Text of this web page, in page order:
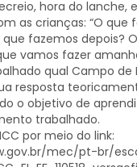
hora do lanche,
as crianças: “O que
fazemos depois?
vamos fazer
qual Campo de
resposta
o objetivo de
trabalhado.
por meio do link:
mec/pt-br/